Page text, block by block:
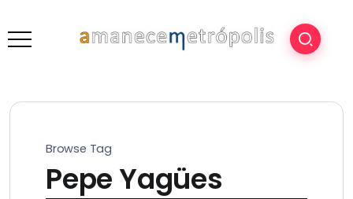
Browse Tag
Pepe Yagües